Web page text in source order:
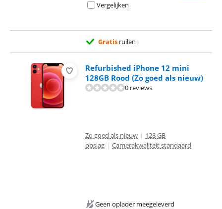
Vergelijken
Gratis ruilen
Refurbished iPhone 12 mini
128GB Rood (Zo goed als nieuw)
0 reviews
Zo goed als nieuw | 128 GB
opslag | Camerakwaliteit standaard
Geen oplader meegeleverd